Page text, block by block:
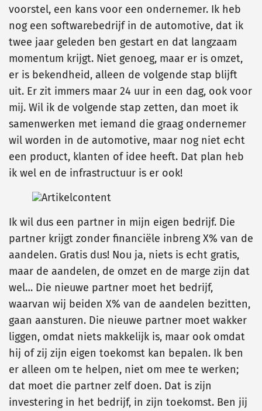
voorstel, een kans voor een ondernemer. Ik heb
nog een softwarebedrijf in de automotive, dat ik
twee jaar geleden ben gestart en dat langzaam
momentum krijgt. Niet genoeg, maar er is omzet,
er is bekendheid, alleen de volgende stap blijft
uit. Er zit immers maar 24 uur in een dag, ook voor
mij. Wil ik de volgende stap zetten, dan moet ik
samenwerken met iemand die graag ondernemer
wil worden in de automotive, maar nog niet echt
een product, klanten of idee heeft. Dat plan heb
ik wel en de infrastructuur is er ook!
Ik wil dus een partner in mijn eigen bedrijf. Die
partner krijgt zonder financiële inbreng X% van de
aandelen. Gratis dus! Nou ja, niets is echt gratis,
maar de aandelen, de omzet en de marge zijn dat
wel… Die nieuwe partner moet het bedrijf,
waarvan wij beiden X% van de aandelen bezitten,
gaan aansturen. Die nieuwe partner moet wakker
liggen, omdat niets makkelijk is, maar ook omdat
hij of zij zijn eigen toekomst kan bepalen. Ik ben
er alleen om te helpen, niet om mee te werken;
dat moet die partner zelf doen. Dat is zijn
investering in het bedrijf, in zijn toekomst. Ben jij